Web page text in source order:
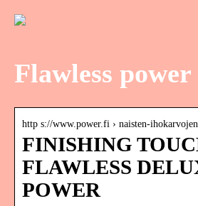
Flawless power
http s://www.power.fi › naisten-
FINISHING
FLAWLESS
POWER